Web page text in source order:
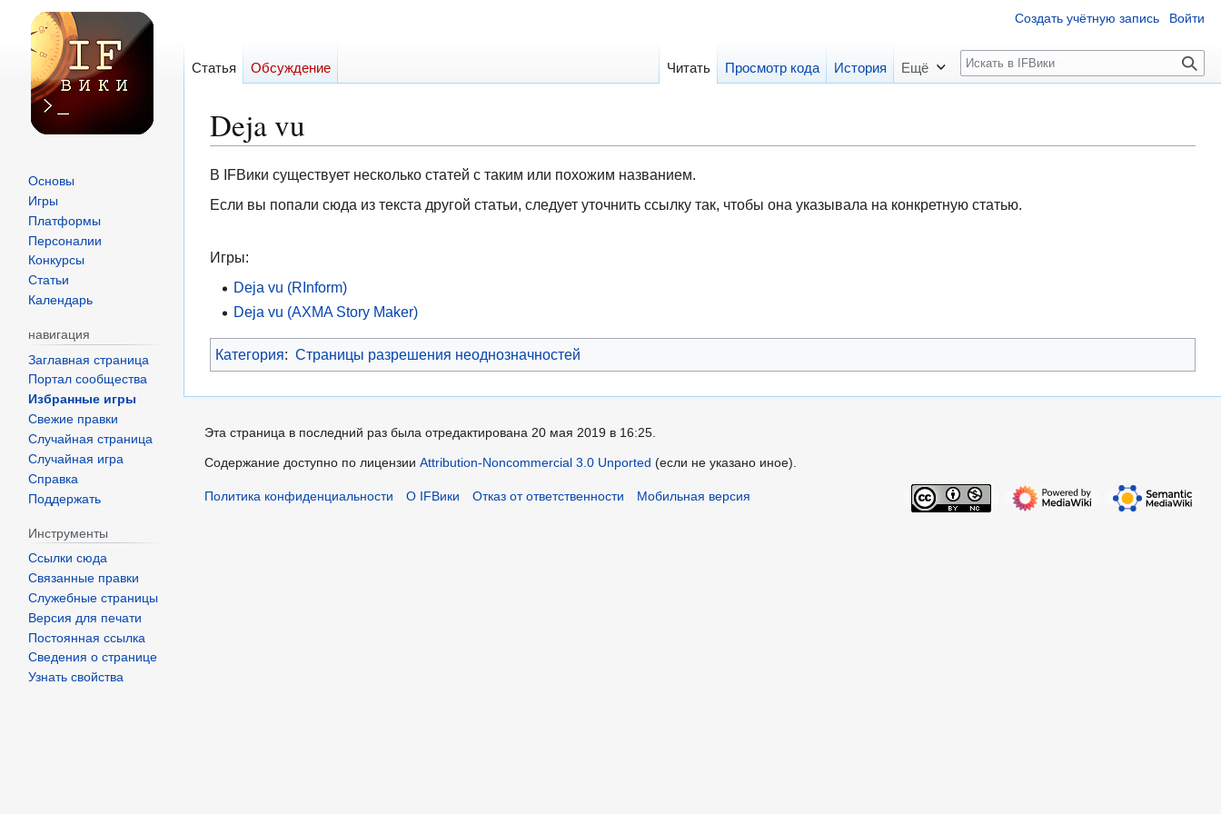
Deja vu
Перейти
к
Перейти
к
В IFВики существует несколько статей с таким или похожим названием.
Если вы попали сюда из текста другой статьи, следует уточнить ссылку так, чтобы она указывала на конкретную статью.
Игры:
Deja vu (RInform)
Deja vu (AXMA Story Maker)
Категория: Страницы разрешения неоднозначностей
Создать учётную запись Войти
Статья Обсуждение Читать Просмотр кода История Ещё
П
о
к
Основы
Игры
Платформы
Персоналии
Конкурсы
Статьи
Календарь
навигация
Заглавная страница
Портал сообщества
Избранные игры
Свежие правки
Случайная страница
Случайная игра
Справка
Поддержать
Инструменты
Ссылки сюда
Связанные правки
Служебные страницы
Версия для печати
Постоянная ссылка
Сведения о странице
Узнать свойства
Эта страница в последний раз была отредактирована 20 мая 2019 в 16:25.
Содержание доступно по лицензииAttribution-Noncommercial 3.0 Unported (если не указано иное).
Политика конфиденциальности О IFВики Отказ от ответственности Мобильная версия